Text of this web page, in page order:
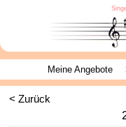
Meine Angebote
< Zurück